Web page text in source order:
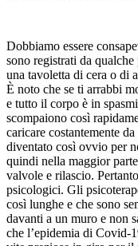
Dobbiamo essere
sono registrati da
una tavoletta di cera o di
È noto che se ti arrabbi
e tutto il corpo è in
scompaiono così
caricare costantemente
diventato così ovvio per
quindi nella maggior
valvole e rilascio.
psicologici. Gli
così lunghe e che sono
davanti a un muro e non
che l’epidemia di Covid-